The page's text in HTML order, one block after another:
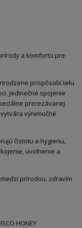
a komfortu pre
prispôsobí telu
Jedinečné spojenie
prerezávanej
výnimočné
čistotu a hygienu,
uvoľnenie a
prírodou, zdravím
HONEY